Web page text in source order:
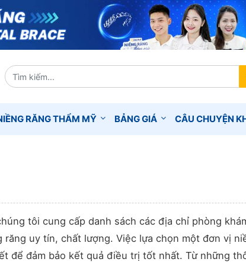
RĂNG THẨM MỸ BẢNG GIÁ CÂU CHUYỆN
tôi cung cấp danh sách các địa chỉ phòng
uy tín, chất lượng. Việc lựa chọn một đơn vị
để đảm bảo kết quả điều trị tốt nhất. Từ những